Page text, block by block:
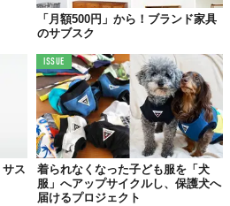
「月額500円」から！ブランド家具
のサブスク
ス
ISSUE
着られなくなった子ども服を「犬
服」へアップサイクルし、保護犬へ
届けるプロジェクト